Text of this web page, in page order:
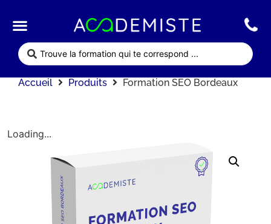
Accueil Produits Formation SEO Bordeaux
Loading...